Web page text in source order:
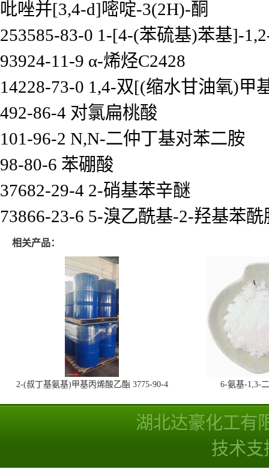
吡唑并[3,4-d]嘧啶-3(2H)-酮
253585-83-0 1-[4-(苯硫基)苯基]-
93924-11-9 α-烯烃C2428
14228-73-0 1,4-双[(缩水甘油氧)甲
492-86-4 对氯扁桃酸
101-96-2 N,N-二仲丁基对苯二胺
98-80-6 苯硼酸
37682-29-4 2-硝基苯辛醚
73866-23-6 5-溴乙酰基-2-羟基苯酰
相关产品：
2-(叔丁基氨基)甲基丙烯酸乙酯 3775-90-4 6-氨基-1,3-
湖北达豪化工有
技术